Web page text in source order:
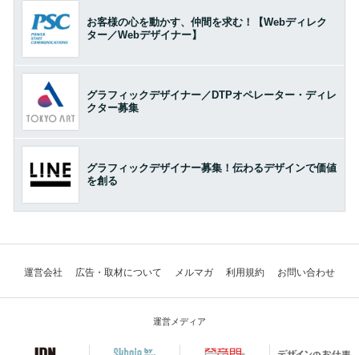
お客様の心を動かす、仲間を求む！【Webディレク
ター／Webデザイナー】
グラフィックデザイナー／DTPオペレーター・ディレ
クター募集
グラフィックデザイナー募集！伝わるデザインで価値
を創る
運営会社 広告・取材について メルマガ 利用規約 お問い合わせ
運営メディア